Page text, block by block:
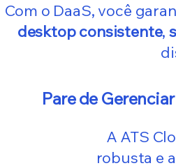
Com o DaaS, você
desktop consistente,
Pare de
A ATS
robusta e